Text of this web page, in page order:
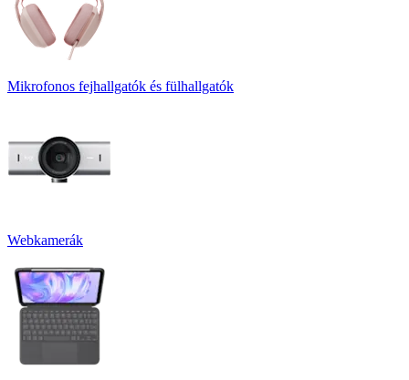
Mikrofonos fejhallgatók és fülhallgatók
Webkamerák